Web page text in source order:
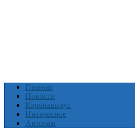
Главная
Новости
Коронавирус
Интересное
Авторам